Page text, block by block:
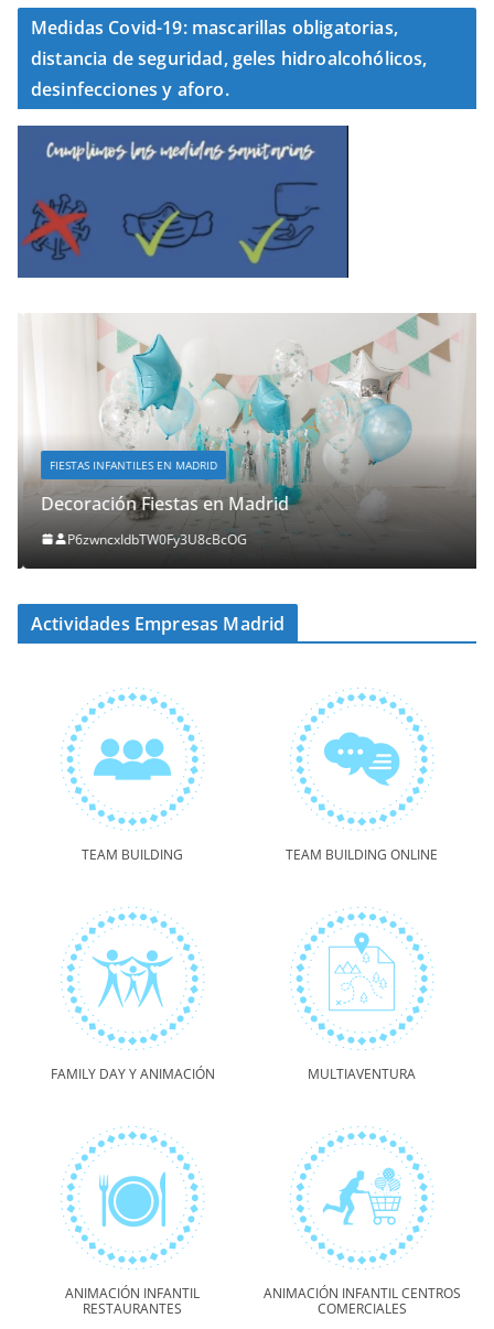
Medidas Covid-19: mascarillas obligatorias,
distancia de seguridad, geles hidroalcohólicos,
desinfecciones y aforo.
FIESTAS INFANTILES EN MADRID
Decoración Fiestas en Madrid
P6zwncxIdbTW0Fy3U8cBcOG
Actividades Empresas Madrid
TEAM BUILDING TEAM BUILDING ONLINE
FAMILY DAY Y ANIMACIÓN MULTIAVENTURA
ANIMACIÓN INFANTIL
RESTAURANTES
ANIMACIÓN INFANTIL CENTROS
COMERCIALES